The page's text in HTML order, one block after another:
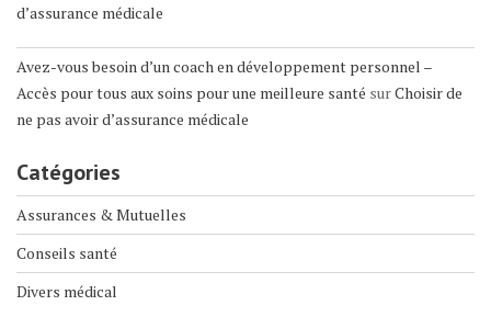
d’assurance médicale
Avez-vous besoin d’un coach en développement personnel –
Accès pour tous aux soins pour une meilleure santé surChoisir de
ne pas avoir d’assurance médicale
Catégories
Assurances & Mutuelles
Conseils santé
Divers médical